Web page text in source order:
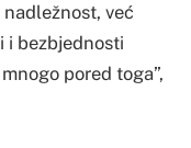
već
i bezbjednosti
pored toga”,